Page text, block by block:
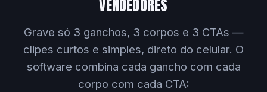
VENDEDORES
Grave só 3 ganchos, 3 corpos e 3 CTAs —
clipes curtos e simples, direto do celular. O
software combina cada gancho com cada
corpo com cada CTA: